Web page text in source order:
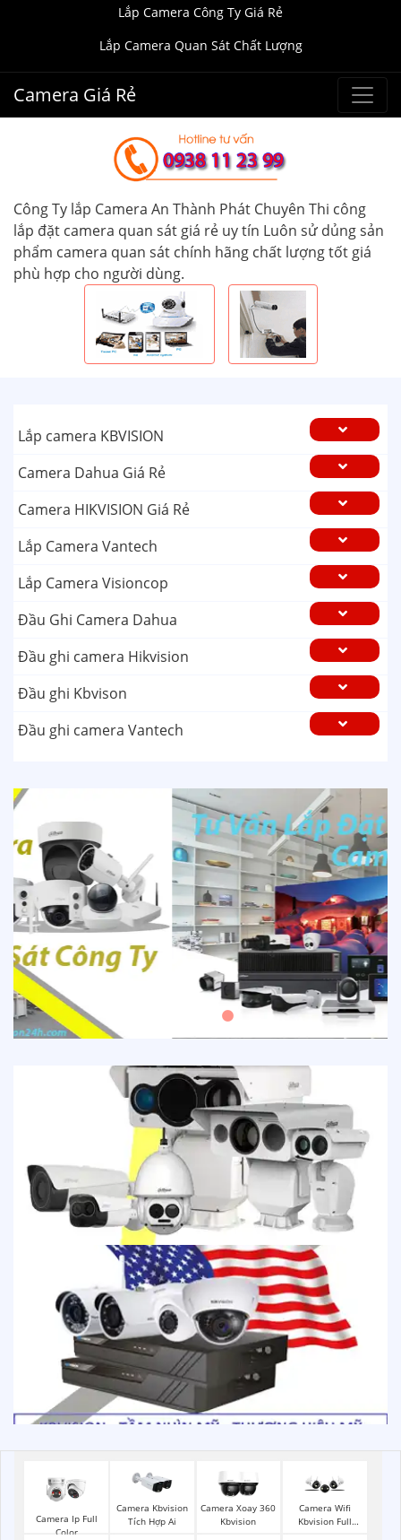
Lắp Camera Công Ty Giá Rẻ
Lắp Camera Quan Sát Chất Lượng
Camera Giá Rẻ
Công Ty lắp Camera An Thành Phát Chuyên Thi công
lắp đặt camera quan sát giá rẻ uy tín Luôn sử dủng sản
phẩm camera quan sát chính hãng chất lượng tốt giá
phù hợp cho người dùng.
Lắp camera KBVISION
Camera Dahua Giá Rẻ
Camera HIKVISION Giá Rẻ
Lắp Camera Vantech
Lắp Camera Visioncop
Đầu Ghi Camera Dahua
Đầu ghi camera Hikvision
Đầu ghi Kbvison
Đầu ghi camera Vantech
Camera Ip Full
Color
Camera Kbvision
Tích Hợp Ai
Camera Xoay 360
Kbvision
Camera Wifi
Kbvision Full